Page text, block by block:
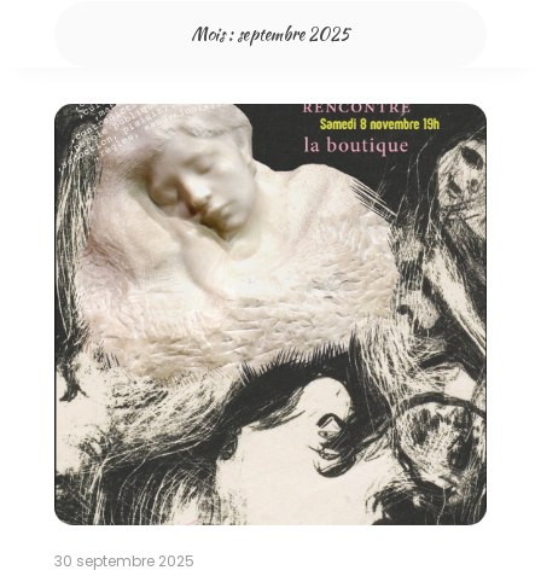
Mois :septembre 2025
30 septembre 2025